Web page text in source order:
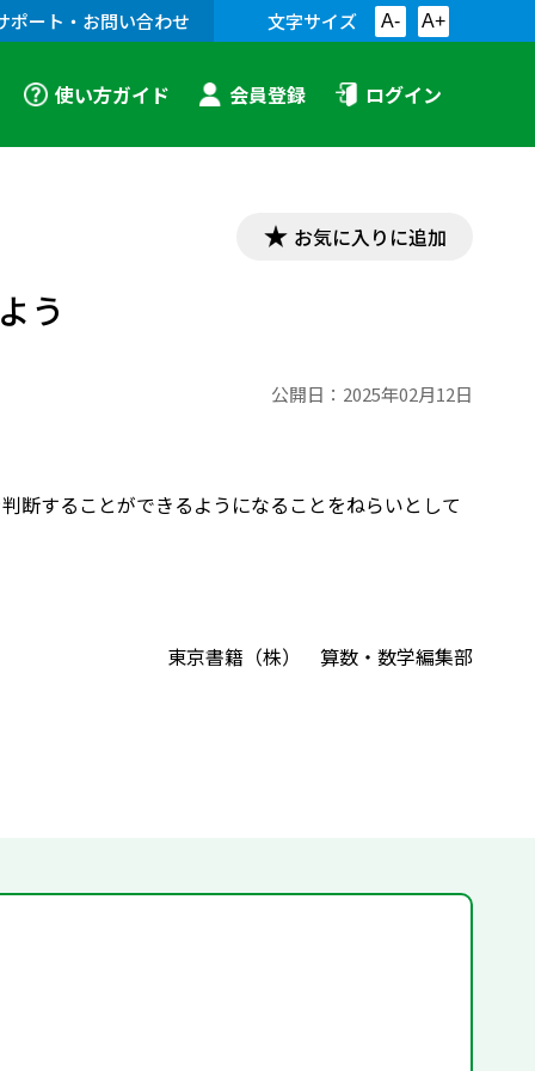
ポート・お問い合わせ 文字サイズ A- A+
使い方ガイド 会員登録 ログイン
お気に入りに追加
う
公開日： 2025年02月12日
断することができるようになることをねらいとして
東京書籍（株） 算数・数学編集部